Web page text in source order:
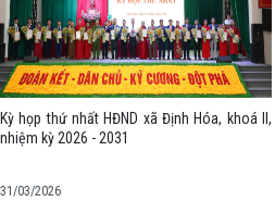
Kỳ họp thứ nhất HĐND xã Định Hóa, khoá II,
nhiệm kỳ 2026 - 2031
31/03/2026